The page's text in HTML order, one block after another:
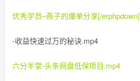
优秀学员–燕子的爆单分享[/erphpdown]
-收益快速过万的秘诀.mp4
六分半堂-头条网盘低保项目.mp4